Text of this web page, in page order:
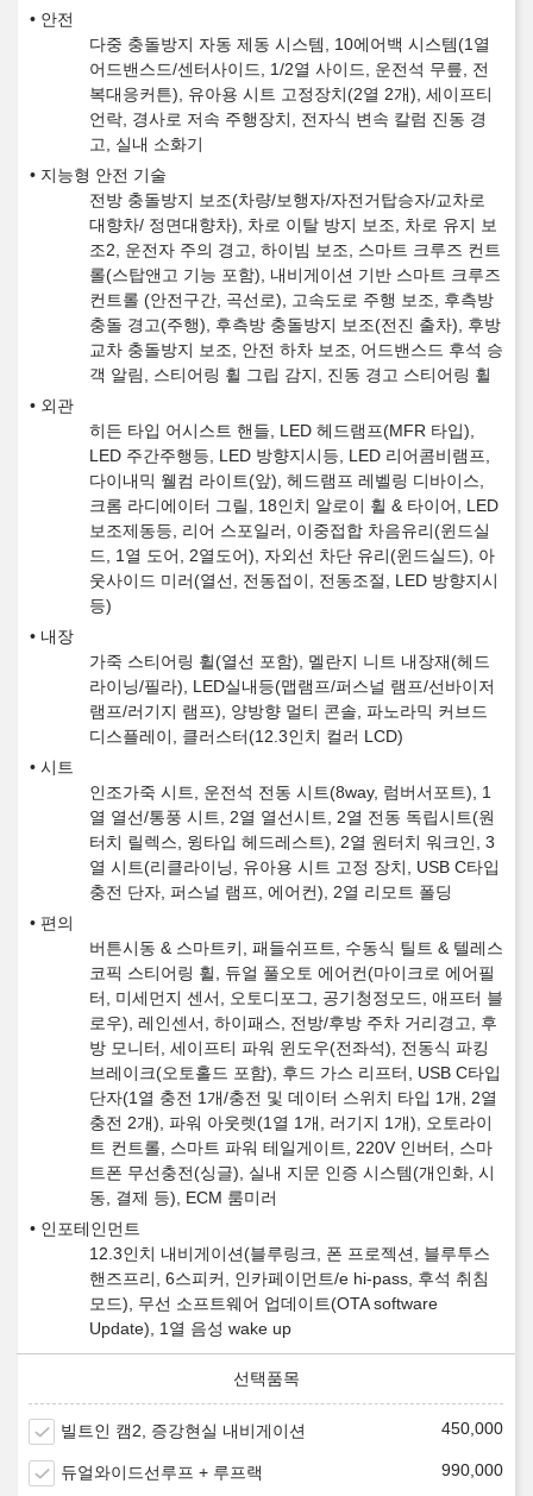
안전
다중 충돌방지 자동 제동 시스템, 10에어백 시스템(1열
어드밴스드/센터사이드, 1/2열 사이드, 운전석 무릎, 전
복대응커튼), 유아용 시트 고정장치(2열 2개), 세이프티
언락, 경사로 저속 주행장치, 전자식 변속 칼럼 진동 경
고, 실내 소화기
지능형 안전 기술
전방 충돌방지 보조(차량/보행자/자전거탑승자/교차로
대향차/ 정면대향차), 차로 이탈 방지 보조, 차로 유지 보
조2, 운전자 주의 경고, 하이빔 보조, 스마트 크루즈 컨트
롤(스탑앤고 기능 포함), 내비게이션 기반 스마트 크루즈
컨트롤 (안전구간, 곡선로), 고속도로 주행 보조, 후측방
충돌 경고(주행), 후측방 충돌방지 보조(전진 출차), 후방
교차 충돌방지 보조, 안전 하차 보조, 어드밴스드 후석 승
객 알림, 스티어링 휠 그립 감지, 진동 경고 스티어링 휠
외관
히든 타입 어시스트 핸들, LED 헤드램프(MFR 타입),
LED 주간주행등, LED 방향지시등, LED 리어콤비램프,
다이내믹 웰컴 라이트(앞), 헤드램프 레벨링 디바이스,
크롬 라디에이터 그릴, 18인치 알로이 휠 & 타이어, LED
보조제동등, 리어 스포일러, 이중접합 차음유리(윈드실
드, 1열 도어, 2열도어), 자외선 차단 유리(윈드실드), 아
웃사이드 미러(열선, 전동접이, 전동조절, LED 방향지시
등)
내장
가죽 스티어링 휠(열선 포함), 멜란지 니트 내장재(헤드
라이닝/필라), LED실내등(맵램프/퍼스널 램프/선바이저
램프/러기지 램프), 양방향 멀티 콘솔, 파노라믹 커브드
디스플레이, 클러스터(12.3인치 컬러 LCD)
시트
인조가죽 시트, 운전석 전동 시트(8way, 럼버서포트), 1
열 열선/통풍 시트, 2열 열선시트, 2열 전동 독립시트(원
터치 릴렉스, 윙타입 헤드레스트), 2열 원터치 워크인, 3
열 시트(리클라이닝, 유아용 시트 고정 장치, USB C타입
충전 단자, 퍼스널 램프, 에어컨), 2열 리모트 폴딩
편의
버튼시동 & 스마트키, 패들쉬프트, 수동식 틸트 & 텔레스
코픽 스티어링 휠, 듀얼 풀오토 에어컨(마이크로 에어필
터, 미세먼지 센서, 오토디포그, 공기청정모드, 애프터 블
로우), 레인센서, 하이패스, 전방/후방 주차 거리경고, 후
방 모니터, 세이프티 파워 윈도우(전좌석), 전동식 파킹
브레이크(오토홀드 포함), 후드 가스 리프터, USB C타입
단자(1열 충전 1개/충전 및 데이터 스위치 타입 1개, 2열
충전 2개), 파워 아웃렛(1열 1개, 러기지 1개), 오토라이
트 컨트롤, 스마트 파워 테일게이트, 220V 인버터, 스마
트폰 무선충전(싱글), 실내 지문 인증 시스템(개인화, 시
동, 결제 등), ECM 룸미러
인포테인먼트
12.3인치 내비게이션(블루링크, 폰 프로젝션, 블루투스
핸즈프리, 6스피커, 인카페이먼트/e hi-pass, 후석 취침
모드), 무선 소프트웨어 업데이트(OTA software
Update), 1열 음성 wake up
빌트인 캠2, 증강현실 내비게이션 450,000
듀얼와이드선루프 + 루프랙 990,000